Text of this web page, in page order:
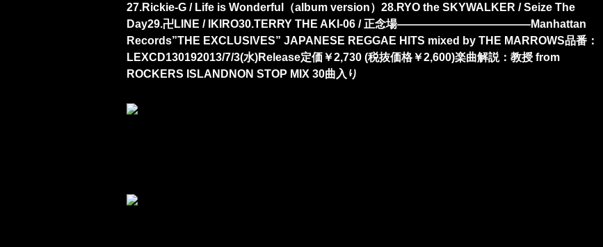
27.Rickie-G / Life is Wonderful（album version）28.RYO the SKYWALKER / Seize The
Day29.卍LINE / IKIRO30.TERRY THE AKI-06 / 正念場————————————Manhattan
Records”THE EXCLUSIVES” JAPANESE REGGAE HITS mixed by THE MARROWS品番：
LEXCD130192013/7/3(水)Release定価￥2,730 (税抜価格￥2,600)楽曲解説：教授 from
ROCKERS ISLANDNON STOP MIX 30曲入り